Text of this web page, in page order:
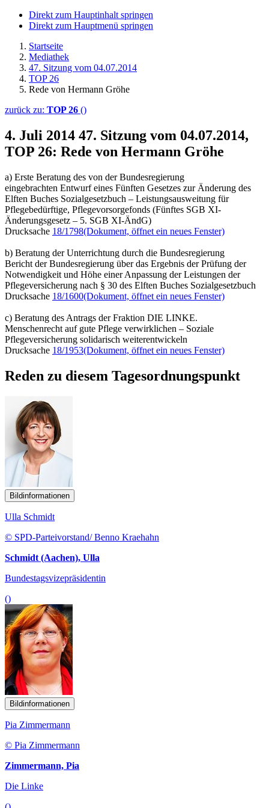
Direkt zum Hauptinhalt springen
Direkt zum Hauptmenü springen
Startseite
Mediathek
47. Sitzung vom 04.07.2014
TOP 26
Rede von Hermann Gröhe
zurück zu: TOP 26 ()
4. Juli 2014 47. Sitzung vom 04.07.2014,
TOP 26: Rede von Hermann Gröhe
a) Erste Beratung des von der Bundesregierung
eingebrachten Entwurf eines Fünften Gesetzes zur Änderung des
Elften Buches Sozialgesetzbuch – Leistungsausweitung für
Pflegebedürftige, Pflegevorsorgefonds (Fünftes SGB XI-
Änderungsgesetz – 5. SGB XI-ÄndG)
Drucksache 18/1798(Dokument, öffnet ein neues Fenster)
b) Beratung der Unterrichtung durch die Bundesregierung
Bericht der Bundesregierung über das Ergebnis der Prüfung der
Notwendigkeit und Höhe einer Anpassung der Leistungen der
Pflegeversicherung nach § 30 des Elften Buches Sozialgesetzbuch
Drucksache 18/1600(Dokument, öffnet ein neues Fenster)
c) Beratung des Antrags der Fraktion DIE LINKE.
Menschenrecht auf gute Pflege verwirklichen – Soziale
Pflegeversicherung solidarisch weiterentwickeln
Drucksache 18/1953(Dokument, öffnet ein neues Fenster)
Reden zu diesem Tagesordnungspunkt
Bildinformationen
Ulla Schmidt
© SPD-Parteivorstand/ Benno Kraehahn
Schmidt (Aachen), Ulla
Bundestagsvizepräsidentin
()
Bildinformationen
Pia Zimmermann
© Pia Zimmermann
Zimmermann, Pia
Die Linke